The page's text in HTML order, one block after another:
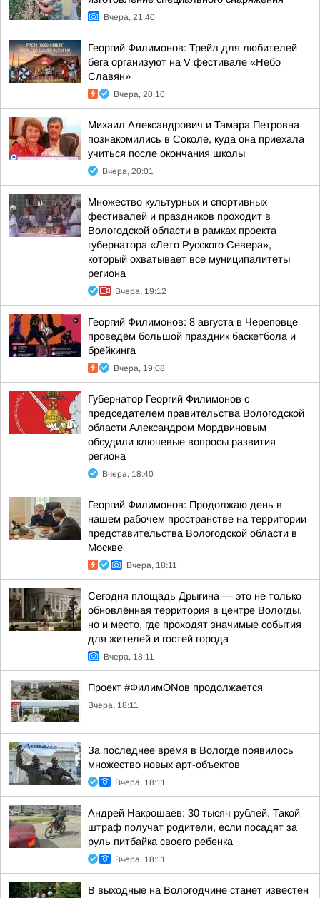
Вчера, 21:40
Георгий Филимонов: Трейл для любителей
бега организуют на V фестивале «Небо
Славян»
Вчера, 20:10
Михаил Александрович и Тамара Петровна
познакомились в Соколе, куда она приехала
учиться после окончания школы
Вчера, 20:01
Множество культурных и спортивных
фестивалей и праздников проходит в
Вологодской области в рамках проекта
губернатора «Лето Русского Севера»,
который охватывает все муниципалитеты
региона
Вчера, 19:12
Георгий Филимонов: 8 августа в Череповце
проведём большой праздник баскетбола и
брейкинга
Вчера, 19:08
Губернатор Георгий Филимонов с
председателем правительства Вологодской
области Александром Мордвиновым
обсудили ключевые вопросы развития
региона
Вчера, 18:40
Георгий Филимонов: Продолжаю день в
нашем рабочем пространстве на территории
представительства Вологодской области в
Москве
Вчера, 18:11
Сегодня площадь Дрыгина — это не только
обновлённая территория в центре Вологды,
но и место, где проходят значимые события
для жителей и гостей города
Вчера, 18:11
Проект #ФилимONов продолжается
Вчера, 18:11
За последнее время в Вологде появилось
множество новых арт-объектов
Вчера, 18:11
Андрей Накрошаев: 30 тысяч рублей. Такой
штраф получат родители, если посадят за
руль питбайка своего ребенка
Вчера, 18:11
В выходные на Вологодчине станет известен